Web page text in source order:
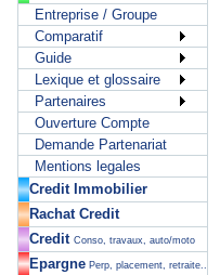
Entreprise / Groupe
Comparatif
Guide
Lexique et glossaire
Partenaires
Ouverture Compte
Demande Partenariat
Mentions legales
Credit Immobilier
Rachat Credit
Credit Conso, travaux, auto/moto
Epargne Perp, placement, retraite..